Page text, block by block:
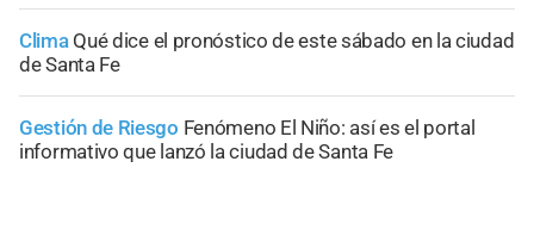
Clima Qué dice el pronóstico de este sábado en la ciudad
de Santa Fe
Gestión de Riesgo Fenómeno El Niño: así es el portal
informativo que lanzó la ciudad de Santa Fe